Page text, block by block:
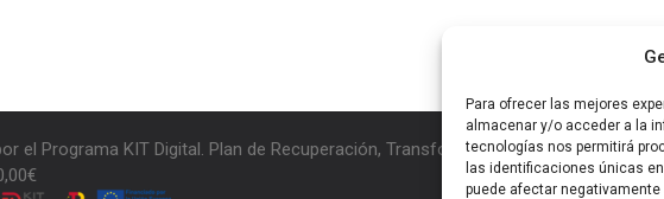
Para ofrecer las mejores
almacenar y/o acceder a la
tecnologías nos permitirá
las identificaciones únicas
puede afectar
el Programa KIT Digital. Plan de Recuperación, Transformación y Resiliencia de